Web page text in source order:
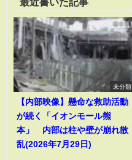
最近書いた記事
未分類
【内部映像】懸命な救助活動
が続く「イオンモール熊
本」 内部は柱や壁が崩れ散
乱(2026年7月29日)